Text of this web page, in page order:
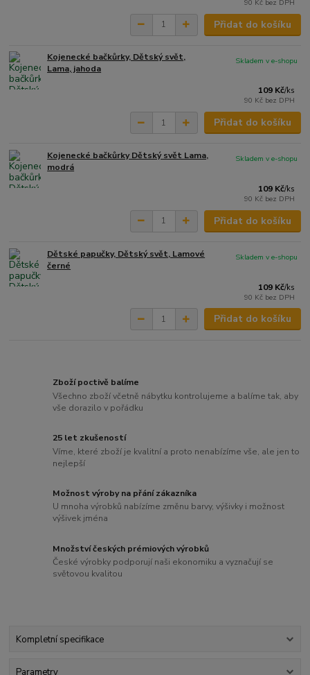
90 Kč bez DPH
Přidat do košíku
Kojenecké bačkůrky, Dětský svět,
Lama, jahoda
109 Kč/ks
90 Kč bez DPH
Skladem v e-shopu
Přidat do košíku
Kojenecké bačkůrky Dětský svět Lama,
modrá
109 Kč/ks
90 Kč bez DPH
Skladem v e-shopu
Přidat do košíku
Dětské papučky, Dětský svět, Lamové
černé
109 Kč/ks
90 Kč bez DPH
Skladem v e-shopu
Přidat do košíku
Zboží poctivě balíme
Všechno zboží včetně nábytku kontrolujeme a balíme tak, aby
vše dorazilo v pořádku
25 let zkušeností
Víme, které zboží je kvalitní a proto nenabízíme vše, ale jen to
nejlepší
Možnost výroby na přání zákazníka
U mnoha výrobků nabízíme změnu barvy, výšivky i možnost
výšivek jména
Množství českých prémiových výrobků
České výrobky podporují naši ekonomiku a vyznačují se
světovou kvalitou
Kompletní specifikace
Parametry